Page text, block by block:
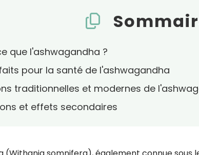
que l'ashwagandha ?
pour la santé de l'ashwagandha
traditionnelles et modernes de
et effets secondaires